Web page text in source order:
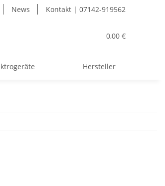
News Kontakt | 07142-919562
0,00 €
Hersteller